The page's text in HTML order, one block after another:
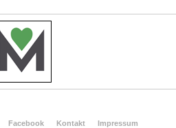
Facebook Kontakt Impressum